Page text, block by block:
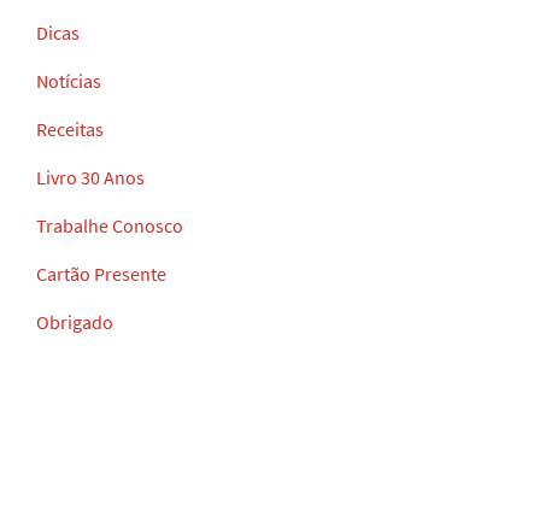
Dicas
Notícias
Receitas
Livro 30 Anos
Trabalhe Conosco
Cartão Presente
Obrigado